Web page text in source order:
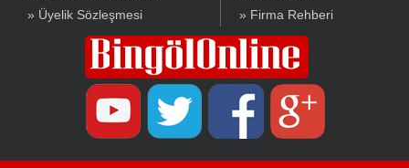
» Üyelik Sözleşmesi
» Firma Rehberi